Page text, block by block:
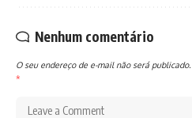
Nenhum comentário
O seu endereço de e-mail não será publicado.
*